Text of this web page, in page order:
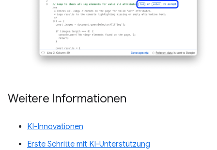
Weitere Informationen
KI-Innovationen
Erste Schritte mit KI-Unterstützung